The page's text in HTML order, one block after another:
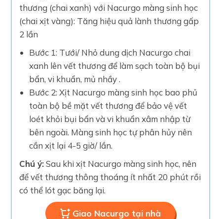
thương (chai xanh) với Nacurgo màng sinh học
(chai xịt vàng): Tăng hiệu quả lành thương gấp
2 lần
Bước 1: Tưới/ Nhỏ dung dịch Nacurgo chai
xanh lên vết thương để làm sạch toàn bộ bụi
bẩn, vi khuẩn, mủ nhầy .
Bước 2: Xịt Nacurgo màng sinh học bao phủ
toàn bộ bề mặt vết thương để bảo vệ vết
loét khỏi bụi bẩn và vi khuẩn xâm nhập từ
bên ngoài. Màng sinh học tự phân hủy nên
cần xịt lại 4-5 giờ/ lần.
Chú ý:Sau khi xịt Nacurgo màng sinh học, nên
để vết thương thông thoáng ít nhất 20 phút rồi
có thể lót gạc băng lại.
Giao Nacurgo tại nhà